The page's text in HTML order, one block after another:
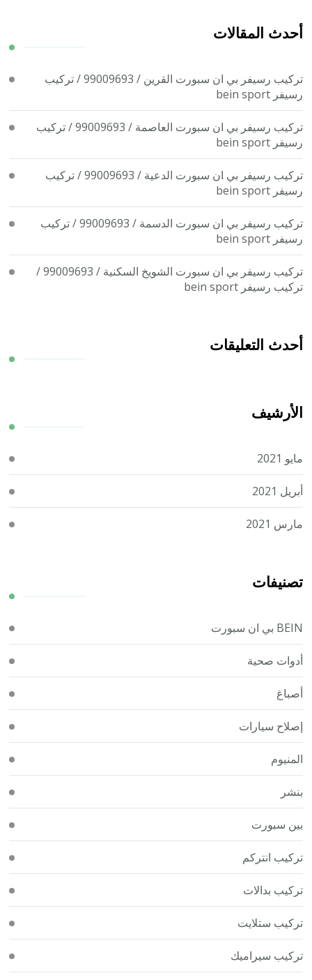
ما؟
أحدث المقالات
تركيب رسيفر بي ان سبورت القرين / 99009693 / تركيب
رسيفر bein sport
تركيب رسيفر بي ان سبورت العاصمة / 99009693 / تركيب
رسيفر bein sport
تركيب رسيفر بي ان سبورت الدعية / 99009693 / تركيب
رسيفر bein sport
تركيب رسيفر بي ان سبورت الدسمة / 99009693 / تركيب
رسيفر bein sport
تركيب رسيفر بي ان سبورت الشويخ السكنية / 99009693 /
تركيب رسيفر bein sport
أحدث التعليقات
الأرشيف
مايو 2021
أبريل 2021
مارس 2021
تصنيفات
BEIN بي ان سبورت
أدوات صحية
أصباغ
إصلاح سيارات
المنيوم
بنشر
بين سبورت
تركيب انتركم
تركيب بدالات
تركيب ستلايت
تركيب سيراميك